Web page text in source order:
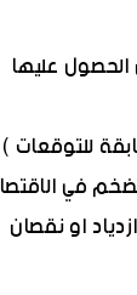
الحصول عليها
للتوقعات )
في
او نقصان